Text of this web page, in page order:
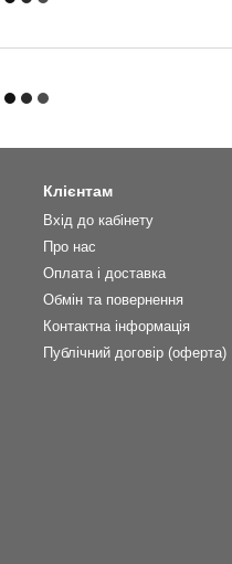
Клієнтам
Вхід до кабінету
Про нас
Оплата і доставка
Обмін та повернення
Контактна інформація
Публічний договір (оферта)